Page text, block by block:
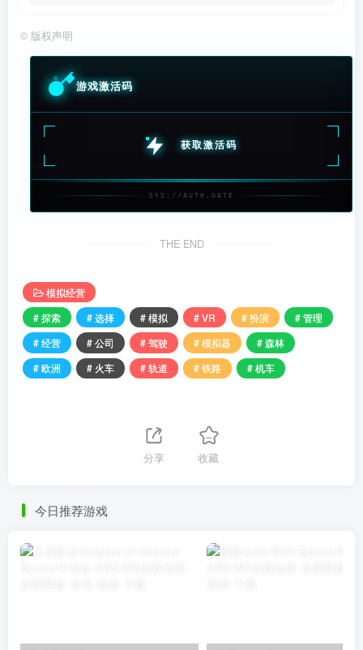
© 版权声明
游戏激活码
获取激活码
SYS://AUTH.GATE
THE END
模拟经营
# 探索
# 选择 # 模拟 # VR # 扮演
# 管理
# 经营
# 公司 # 驾驶 # 模拟器
# 森林
# 欧洲
# 火车 # 轨道 # 铁路 # 机车
分享 收藏
今日推荐游戏